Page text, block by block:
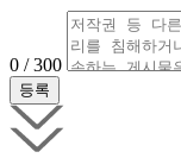
0 / 300